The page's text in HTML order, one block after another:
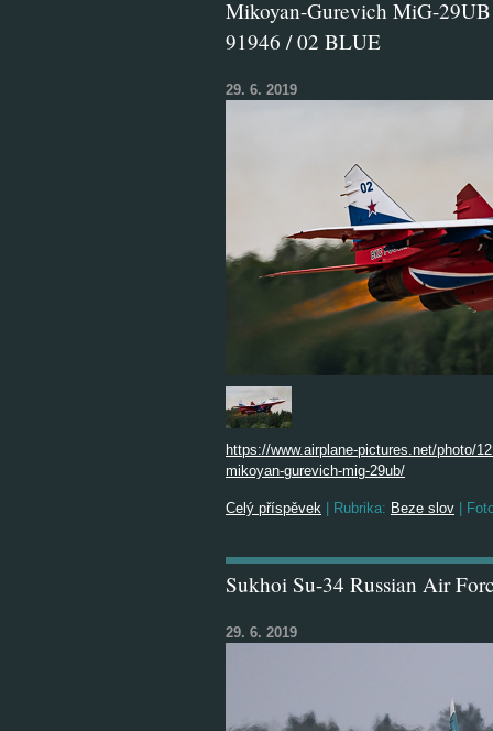
Mikoyan-Gurevich MiG-
91946 / 02 BLUE
29. 6. 2019
https://www.airplane-pictures.net/photo/
mikoyan-gurevich-mig-29ub/
Celý příspěvek Rubrika: Beze slov
Sukhoi Su-34 Russian Air
29. 6. 2019